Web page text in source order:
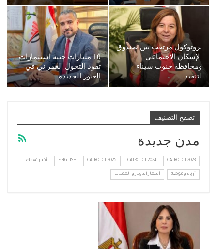
بروتوكول مرتقب بين صندوق
الإسكان الاجتماعي
ومحافظة جنوب سيناء
لتنفيذ…
10 مليارات جنيه استثمارات
تقود التحول العمراني في
العبور الجديدة..…
تصفح التصنيف
مدن جديدة
CAIRO ICT 2023
CAIRO ICT 2024
CAIRO ICT 2025
ENGLISH أخبار تهمك
أزياء وموضة أسعار الدولار و العملات